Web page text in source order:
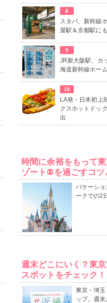
8
スタバ、新幹線
屋駅＆京都駅に
9
JR新大阪駅、カ
海道新幹線ホー
10
LA発・日本初上
クスホットドッ
出
時間に余裕をもって
ゾート®を過ごすコツ
バケーシ
ークでの2
週末どこにいく？東
スポットをチェック！
東京・埼玉
ップ。週